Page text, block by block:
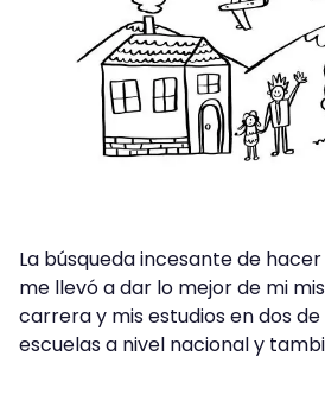
La búsqueda incesante de
me llevó a dar lo mejor de mi
carrera y mis estudios en dos
escuelas a nivel nacional y